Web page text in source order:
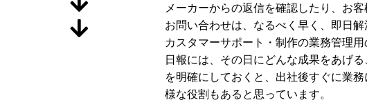
メーカーからの返信を確認したり、お
お問い合わせは、なるべく早く、即日解
カスタマーサポート・制作の業務管理
日報には、その日にどんな成果をあげ
を明確にしておくと、出社後すぐに業
様な役割もあると思っています。